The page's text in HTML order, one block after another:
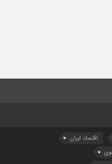
اقتصاد ایران